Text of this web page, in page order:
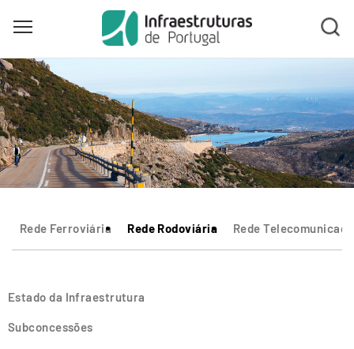
Skip
to
main
content
Toggle main menu visibility
Rede Ferroviária Rede Rodoviária Rede
Estado da Infraestrutura
Subconcessões